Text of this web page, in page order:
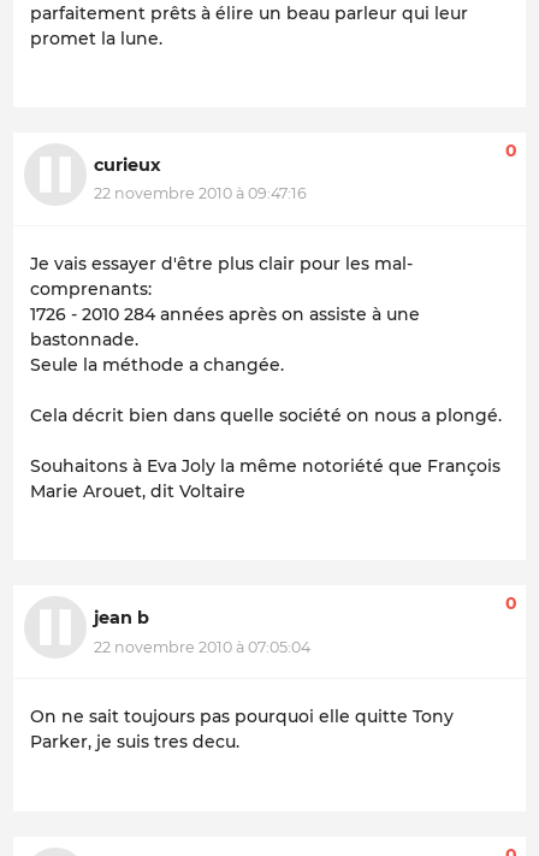
parfaitement prêts à élire un beau parleur qui leur
promet la lune.
curieux
22 novembre 2010 à 09:47:16
0
Je vais essayer d'être plus clair pour les mal-
comprenants:
1726 - 2010 284 années après on assiste à une
bastonnade.
Seule la méthode a changée.
Cela décrit bien dans quelle société on nous a plongé.
Souhaitons à Eva Joly la même notoriété que François
Marie Arouet, dit Voltaire
jean b
22 novembre 2010 à 07:05:04
0
On ne sait toujours pas pourquoi elle quitte Tony
Parker, je suis tres decu.